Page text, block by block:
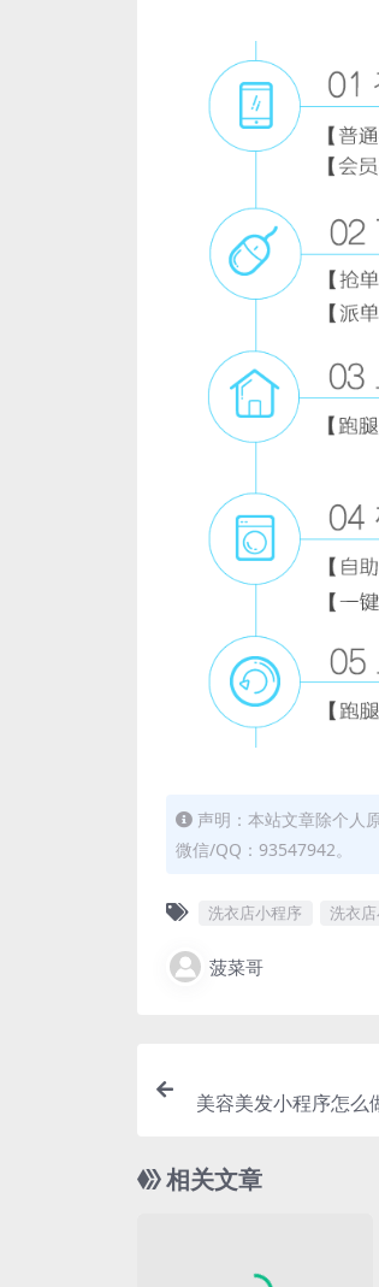
声明：本站文章除个人
微信/QQ：93547942。
洗衣店小程序 洗衣
菠菜哥
美容美发小程序怎么
相关文章